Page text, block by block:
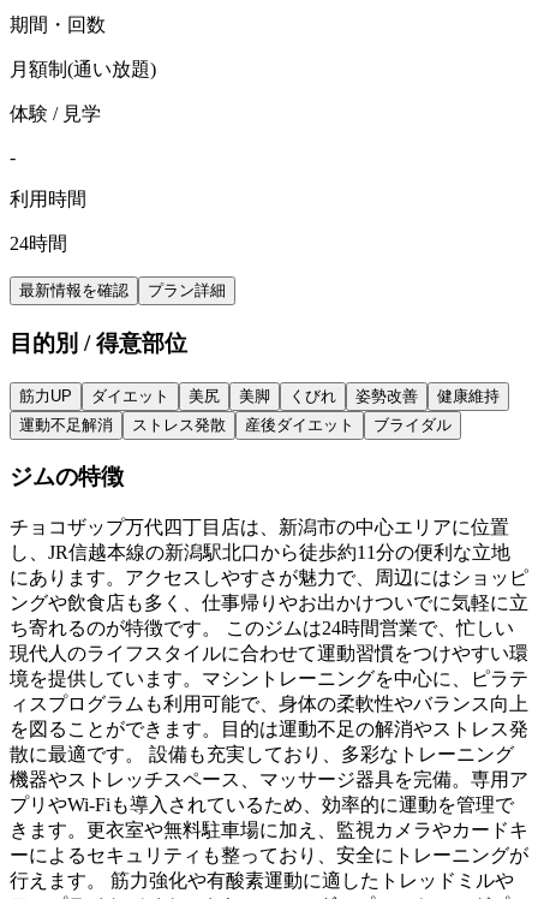
期間・回数
月額制(通い放題)
体験 / 見学
-
利用時間
24時間
最新情報を確認 プラン詳細
目的別 / 得意部位
筋力UP ダイエット 美尻 美脚 くびれ 姿勢改善
健康維持
運動不足解消
ストレス発散 産後ダイエット ブライダル
ジムの特徴
チョコザップ万代四丁目店は、新潟市の中心エリアに位置
し、JR信越本線の新潟駅北口から徒歩約11分の便利な立地
にあります。アクセスしやすさが魅力で、周辺にはショッピ
ングや飲食店も多く、仕事帰りやお出かけついでに気軽に立
ち寄れるのが特徴です。 このジムは24時間営業で、忙しい
現代人のライフスタイルに合わせて運動習慣をつけやすい環
境を提供しています。マシントレーニングを中心に、ピラテ
ィスプログラムも利用可能で、身体の柔軟性やバランス向上
を図ることができます。目的は運動不足の解消やストレス発
散に最適です。 設備も充実しており、多彩なトレーニング
機器やストレッチスペース、マッサージ器具を完備。専用ア
プリやWi-Fiも導入されているため、効率的に運動を管理で
きます。更衣室や無料駐車場に加え、監視カメラやカードキ
ーによるセキュリティも整っており、安全にトレーニングが
行えます。 筋力強化や有酸素運動に適したトレッドミルや